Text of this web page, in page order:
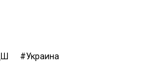
Украина